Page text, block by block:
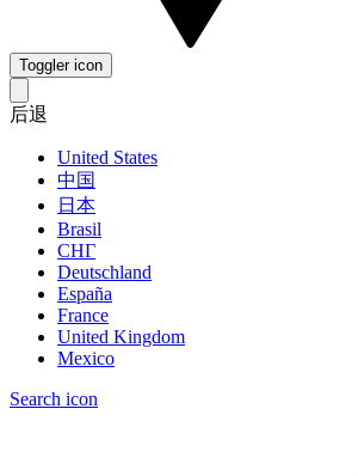
Toggler icon
后退
United States
中国
日本
Brasil
СНГ
Deutschland
España
France
United Kingdom
Mexico
Search icon